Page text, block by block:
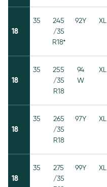
18
35
245
/35
R18*
92Y XL
18
35
255
/35
R18
94
W
XL
18
35
265
/35
R18
97Y XL
18
35
275
/35
99Y XL